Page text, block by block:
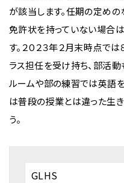
が該当します。任期の定め
免許状を持っていない場合
す。２０２３年２月末時点で
ラス担任を受け持ち、部活
ルームや部の練習では英語
は普段の授業とは違った生
う。
GLHS